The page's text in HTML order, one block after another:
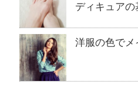
ディキュア
洋服の色でメ